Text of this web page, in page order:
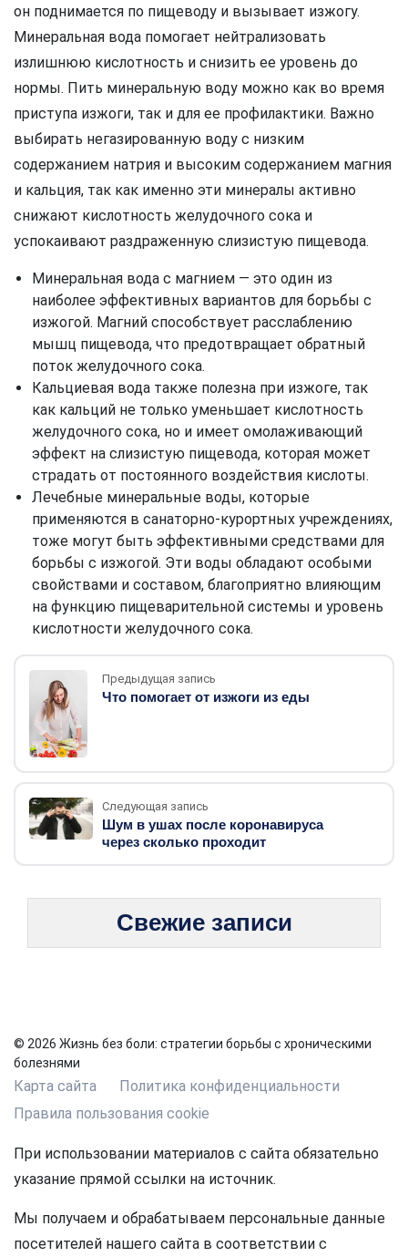
он поднимается по пищеводу и вызывает изжогу.
Минеральная вода помогает нейтрализовать
излишнюю кислотность и снизить ее уровень до
нормы. Пить минеральную воду можно как во время
приступа изжоги, так и для ее профилактики. Важно
выбирать негазированную воду с низким
содержанием натрия и высоким содержанием магния
и кальция, так как именно эти минералы активно
снижают кислотность желудочного сока и
успокаивают раздраженную слизистую пищевода.
Минеральная вода с магнием — это один из
наиболее эффективных вариантов для борьбы с
изжогой. Магний способствует расслаблению
мышц пищевода, что предотвращает обратный
поток желудочного сока.
Кальциевая вода также полезна при изжоге, так
как кальций не только уменьшает кислотность
желудочного сока, но и имеет омолаживающий
эффект на слизистую пищевода, которая может
страдать от постоянного воздействия кислоты.
Лечебные минеральные воды, которые
применяются в санаторно-курортных учреждениях,
тоже могут быть эффективными средствами для
борьбы с изжогой. Эти воды обладают особыми
свойствами и составом, благоприятно влияющим
на функцию пищеварительной системы и уровень
кислотности желудочного сока.
Предыдущая запись
Что помогает от изжоги из еды
Следующая запись
Шум в ушах после коронавируса
через сколько проходит
Свежие записи
© 2026 Жизнь без боли: стратегии борьбы с хроническими
болезнями
Карта сайта
Политика конфиденциальности
Правила пользования cookie
При использовании материалов с сайта обязательно
указание прямой ссылки на источник.
Мы получаем и обрабатываем персональные данные
посетителей нашего сайта в соответствии с